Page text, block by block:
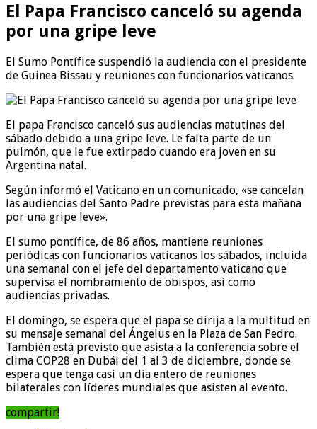
El Papa Francisco canceló su agenda
por una gripe leve
El Sumo Pontífice suspendió la audiencia con el presidente
de Guinea Bissau y reuniones con funcionarios vaticanos.
El papa Francisco canceló sus audiencias matutinas del
sábado debido a una gripe leve. Le falta parte de un
pulmón, que le fue extirpado cuando era joven en su
Argentina natal.
Según informó el Vaticano en un comunicado, «se cancelan
las audiencias del Santo Padre previstas para esta mañana
por una gripe leve».
El sumo pontífice, de 86 años, mantiene reuniones
periódicas con funcionarios vaticanos los sábados, incluida
una semanal con el jefe del departamento vaticano que
supervisa el nombramiento de obispos, así como
audiencias privadas.
El domingo, se espera que el papa se dirija a la multitud en
su mensaje semanal del Ángelus en la Plaza de San Pedro.
También está previsto que asista a la conferencia sobre el
clima COP28 en Dubái del 1 al 3 de diciembre, donde se
espera que tenga casi un día entero de reuniones
bilaterales con líderes mundiales que asisten al evento.
compartir!